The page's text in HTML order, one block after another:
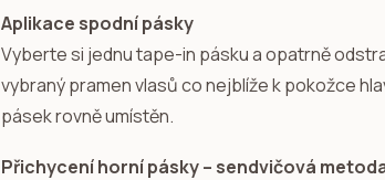
Aplikace spodní pásky
Vyberte si jednu tape-in pásku a opatrně
vybraný pramen vlasů co nejblíže k pokožce
pásek rovně umístěn.
Přichycení horní pásky – sendvičová